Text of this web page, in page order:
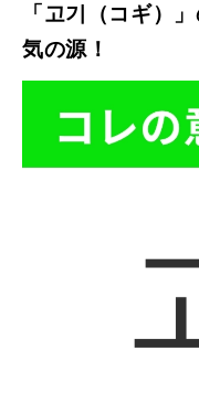
「고기（コギ）
気の源！